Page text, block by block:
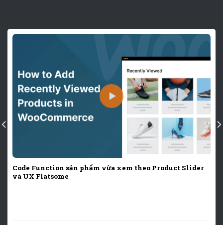
Code Function sản phẩm vừa xem theo Product Slider
và UX Flatsome